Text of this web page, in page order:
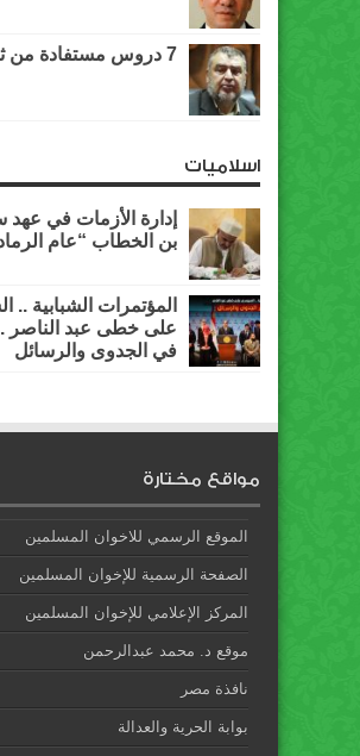
7 دروس مستفادة من ثورة يناير
اسلاميات
إدارة الأزمات في عهد
بن الخطاب “عام
المؤتمرات الشبابية ..
على خطى عبد الناصر
في الجدوى والرسائل
مواقع مختارة
الموقع الرسمي للاخوان المسلمين
الصفحة الرسمية للإخوان المسلمين
المركز الإعلامي للإخوان المسلمين
موقع د. محمد عبدالرحمن
نافذة مصر
بوابة الحرية والعدالة